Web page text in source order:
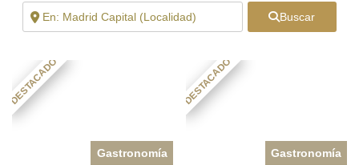
Buscar
DESTACADO
Gastronomía
DESTACADO
Gastronomía